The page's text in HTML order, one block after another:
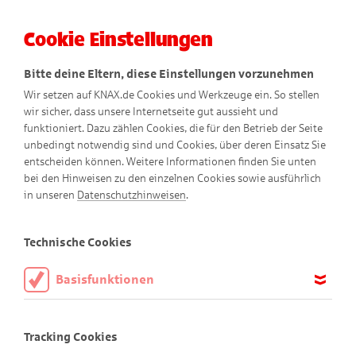
Wurfspiel
Cookie Einstellungen
Bitte deine Eltern, diese Einstellungen vorzunehmen
Wir setzen auf KNAX.de Cookies und Werkzeuge ein. So stellen
wir sicher, dass unsere Internetseite gut aussieht und
funktioniert. Dazu zählen Cookies, die für den Betrieb der Seite
unbedingt notwendig sind und Cookies, über deren Einsatz Sie
entscheiden können. Weitere Informationen finden Sie unten
bei den Hinweisen zu den einzelnen Cookies sowie ausführlich
in unseren Datenschutzhinweisen.
Technische Cookies
Basisfunktionen
aktiviert sein.
Tracking Cookies